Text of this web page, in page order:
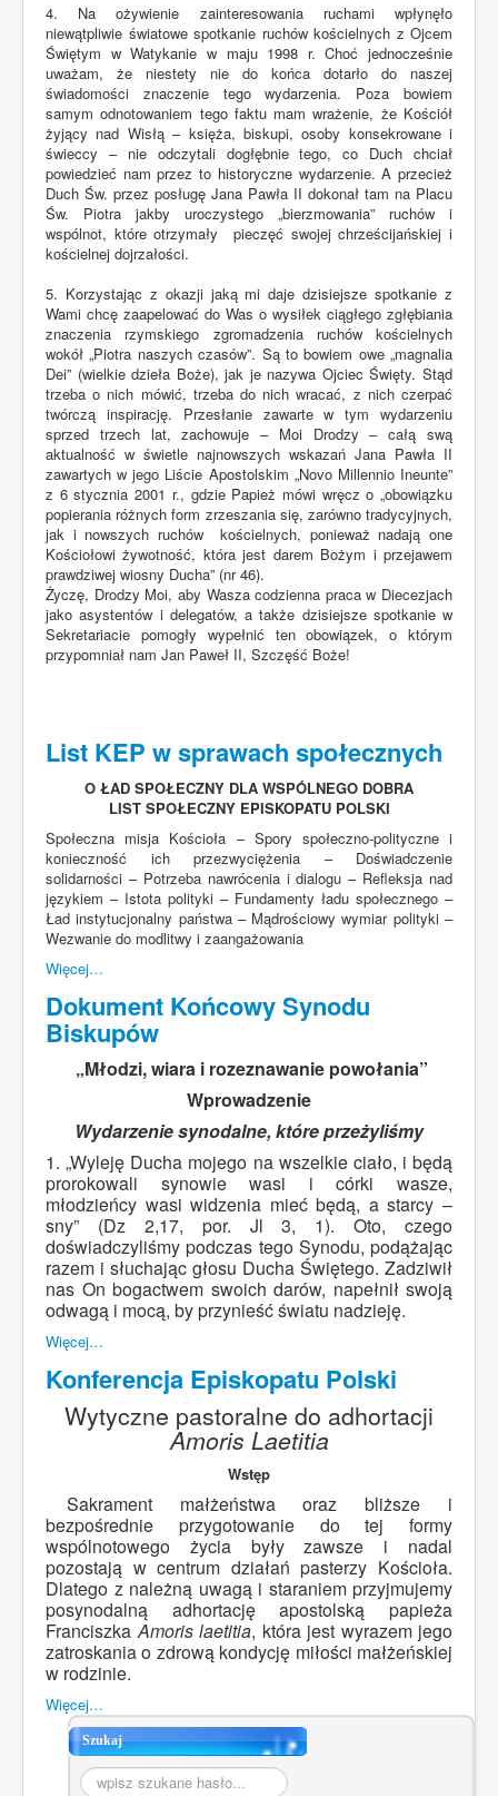
4. Na ożywienie zainteresowania ruchami wpłynęło
niewątpliwie światowe spotkanie ruchów kościelnych z Ojcem
Świętym w Watykanie w maju 1998 r. Choć jednocześnie
uważam, że niestety nie do końca dotarło do naszej
świadomości znaczenie tego wydarzenia. Poza bowiem
samym odnotowaniem tego faktu mam wrażenie, że Kościół
żyjący nad Wisłą – księża, biskupi, osoby konsekrowane i
świeccy – nie odczytali dogłębnie tego, co Duch chciał
powiedzieć nam przez to historyczne wydarzenie. A przecież
Duch Św. przez posługę Jana Pawła II dokonał tam na Placu
Św. Piotra jakby uroczystego „bierzmowania” ruchów i
wspólnot, które otrzymały pieczęć swojej chrześcijańskiej i
kościelnej dojrzałości.
5. Korzystając z okazji jaką mi daje dzisiejsze spotkanie z
Wami chcę zaapelować do Was o wysiłek ciągłego zgłębiania
znaczenia rzymskiego zgromadzenia ruchów kościelnych
wokół „Piotra naszych czasów”. Są to bowiem owe „magnalia
Dei” (wielkie dzieła Boże), jak je nazywa Ojciec Święty. Stąd
trzeba o nich mówić, trzeba do nich wracać, z nich czerpać
twórczą inspirację. Przesłanie zawarte w tym wydarzeniu
sprzed trzech lat, zachowuje – Moi Drodzy – całą swą
aktualność w świetle najnowszych wskazań Jana Pawła II
zawartych w jego Liście Apostolskim „Novo Millennio Ineunte”
z 6 stycznia 2001 r., gdzie Papież mówi wręcz o „obowiązku
popierania różnych form zrzeszania się, zarówno tradycyjnych,
jak i nowszych ruchów kościelnych, ponieważ nadają one
Kościołowi żywotność, która jest darem Bożym i przejawem
prawdziwej wiosny Ducha” (nr 46).
Życzę, Drodzy Moi, aby Wasza codzienna praca w Diecezjach
jako asystentów i delegatów, a także dzisiejsze spotkanie w
Sekretariacie pomogły wypełnić ten obowiązek, o którym
przypomniał nam Jan Paweł II, Szczęść Boże!
List KEP w sprawach społecznych
O ŁAD SPOŁECZNY DLA WSPÓLNEGO DOBRA
LIST SPOŁECZNY EPISKOPATU POLSKI
Społeczna misja Kościoła – Spory społeczno-polityczne i
konieczność ich przezwyciężenia – Doświadczenie
solidarności – Potrzeba nawrócenia i dialogu – Refleksja nad
językiem – Istota polityki – Fundamenty ładu społecznego –
Ład instytucjonalny państwa – Mądrościowy wymiar polityki –
Wezwanie do modlitwy i zaangażowania
Więcej…
Dokument Końcowy Synodu
Biskupów
„Młodzi, wiara i rozeznawanie powołania”
Wprowadzenie
Wydarzenie synodalne, które przeżyliśmy
1. „Wyleję Ducha mojego na wszelkie ciało, i będą
prorokowali synowie wasi i córki wasze,
młodzieńcy wasi widzenia mieć będą, a starcy –
sny” (Dz 2,17, por. Jl 3, 1). Oto, czego
doświadczyliśmy podczas tego Synodu, podążając
razem i słuchając głosu Ducha Świętego. Zadziwił
nas On bogactwem swoich darów, napełnił swoją
odwagą i mocą, by przynieść światu nadzieję.
Więcej…
Konferencja Episkopatu Polski
Wytyczne pastoralne do adhortacji
Amoris Laetitia
Wstęp
Sakrament małżeństwa oraz bliższe i
bezpośrednie przygotowanie do tej formy
wspólnotowego życia były zawsze i nadal
pozostają w centrum działań pasterzy Kościoła.
Dlatego z należną uwagą i staraniem przyjmujemy
posynodalną adhortację apostolską papieża
FranciszkaAmoris laetitia, która jest wyrazem jego
zatroskania o zdrową kondycję miłości małżeńskiej
w rodzinie.
Więcej…
Szukaj
Szukaj...